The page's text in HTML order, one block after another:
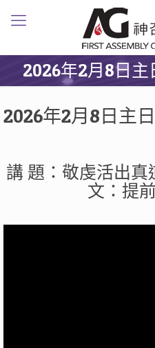
2026年2月8日主
2026年2月8日主
講 題：敬虔活出
文：提前